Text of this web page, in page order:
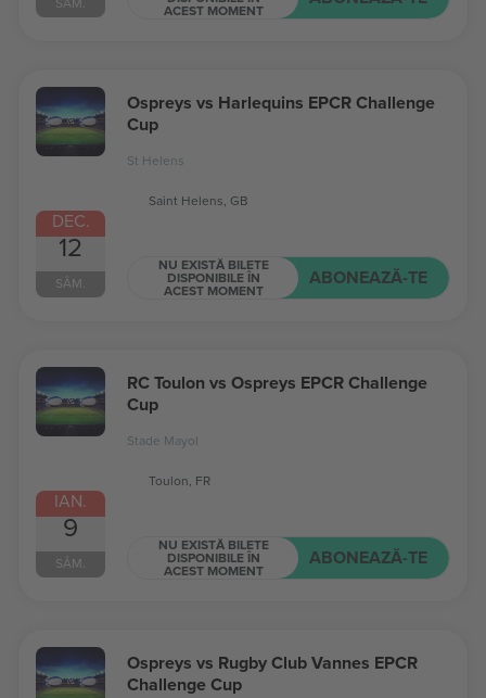
ACEST MOMENT
DEC.
12
SÂM.
Ospreys vs Harlequins EPCR Challenge
Cup
St Helens
Saint Helens, GB
NU EXISTĂ BILETE
DISPONIBILE ÎN
ACEST MOMENT
ABONEAZĂ-TE
IAN.
9
SÂM.
RC Toulon vs Ospreys EPCR Challenge
Cup
Stade Mayol
Toulon, FR
NU EXISTĂ BILETE
DISPONIBILE ÎN
ACEST MOMENT
ABONEAZĂ-TE
Ospreys vs Rugby Club Vannes EPCR
Challenge Cup